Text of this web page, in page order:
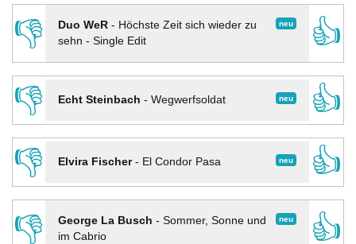
👎
neu
Duo WeR- Höchste Zeit sich wieder zu
sehn - Single Edit
👍
👎
neu
Echt Steinbach - Wegwerfsoldat
👍
👎
neu
Elvira Fischer- El Condor Pasa
👍
👎
neu
George La Busch - Sommer, Sonne und
im Cabrio
👍